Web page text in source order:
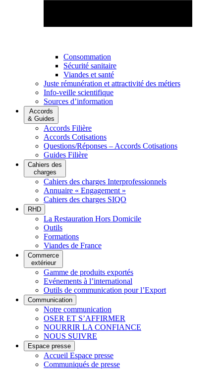
Consommation
Sécurité sanitaire
Viandes et santé
Juste rémunération et attractivité des métiers
Info-veille scientifique
Sources d’information
Accords
& Guides
Accords Filière
Accords Cotisations
Questions/Réponses – Accords Cotisations
Guides Filière
Cahiers des
charges
Cahiers des charges Interprofessionnels
Annuaire « Engagement »
Cahiers des charges SIQO
RHD
La Restauration Hors Domicile
Outils
Formations
Viandes de France
Commerce
extérieur
Gamme de produits exportés
Evénements à l’international
Outils de communication pour l’Export
Communication
Notre communication
OSER ET S’AFFIRMER
NOURRIR LA CONFIANCE
NOUS SUIVRE
Espace presse
Accueil Espace presse
Communiqués de presse